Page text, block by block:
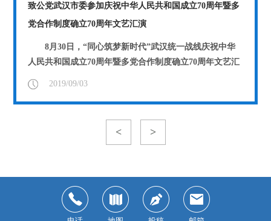
致公党武汉市委参加庆祝中华人民共和国成立70周年暨多
党合作制度确立70周年文艺汇演
8月30日，“同心筑梦新时代”武汉统一战线庆祝中华
人民共和国成立70周年暨多党合作制度确立70周年文艺汇
2019/09/03
< >